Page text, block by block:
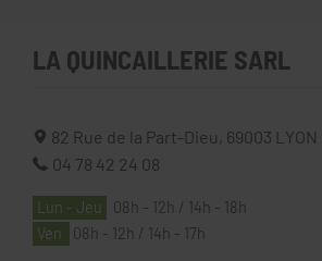
LA QUINCAILLERIE SARL
82 Rue de la Part-Dieu, 69003
LYON
04 78 42 24 08
Lun - Jeu
08h - 12h / 14h - 18h
Ven
08h - 12h / 14h - 17h